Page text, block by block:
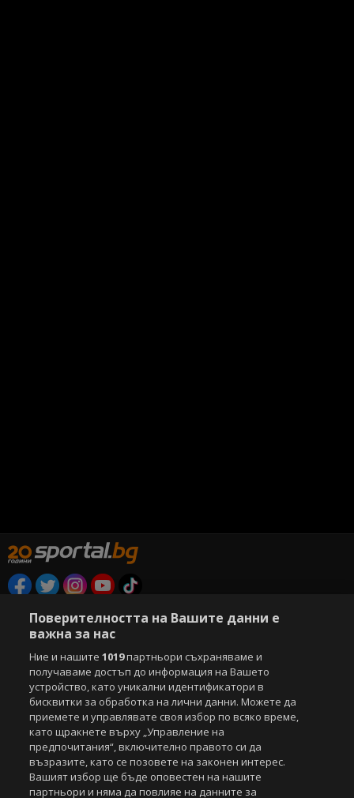
Copyright © 2007-2026 Агенция Спортал. Всички права запазени.
Този уебсайт е собственост наSportal Media Group
За нас Екип За рекламa
Общи условия
Етични правила на НСС
Лични данни
Управление на предпочитания
Съдържанието на този уеб сайт и технологиите, използвани в него, са
под закрила на Закона за авторското право и сродните му права.
Всички статии, репортажи, интервюта и други текстови, графични и
видео материали, публикувани в сайта, са собственост на Агенция
Спортал, освен ако изрично е посочено друго. Допуска се
публикуване на текстови материали само след писмено съгласие на
Поверителността на Вашите данни е
важна за нас
Ние и нашите1019партньори съхраняваме и
получаваме достъп до информация на Вашето
устройство, като уникални идентификатори в
бисквитки за обработка на лични данни. Можете да
приемете и управлявате своя избор по всяко време,
като щракнете върху „Управление на
предпочитания“, включително правото си да
възразите, като се позовете на законен интерес.
Вашият избор ще бъде оповестен на нашите
партньори и няма да повлияе на данните за